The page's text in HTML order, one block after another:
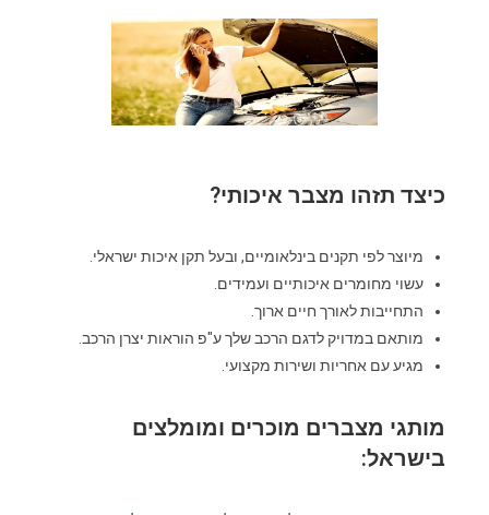
כיצד תזהו מצבר איכותי?
מיוצר לפי תקנים בינלאומיים, ובעל תקן איכות ישראלי.
עשוי מחומרים איכותיים ועמידים.
התחייבות לאורך חיים ארוך.
מותאם במדויק לדגם הרכב שלך ע"פ הוראות יצרן הרכב.
מגיע עם אחריות ושירות מקצועי.
מותגי מצברים מוכרים ומומלצים
בישראל: